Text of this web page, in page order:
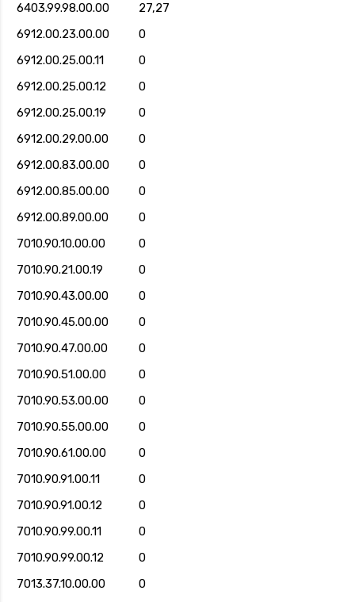
6403.99.98.00.00
27,27
6912.00.23.00.00
0
6912.00.25.00.11
0
6912.00.25.00.12
0
6912.00.25.00.19
0
6912.00.29.00.00
0
6912.00.83.00.00
0
6912.00.85.00.00
0
6912.00.89.00.00
0
7010.90.10.00.00
0
7010.90.21.00.19
0
7010.90.43.00.00
0
7010.90.45.00.00
0
7010.90.47.00.00
0
7010.90.51.00.00
0
7010.90.53.00.00
0
7010.90.55.00.00
0
7010.90.61.00.00
0
7010.90.91.00.11
0
7010.90.91.00.12
0
7010.90.99.00.11
0
7010.90.99.00.12
0
7013.37.10.00.00
0